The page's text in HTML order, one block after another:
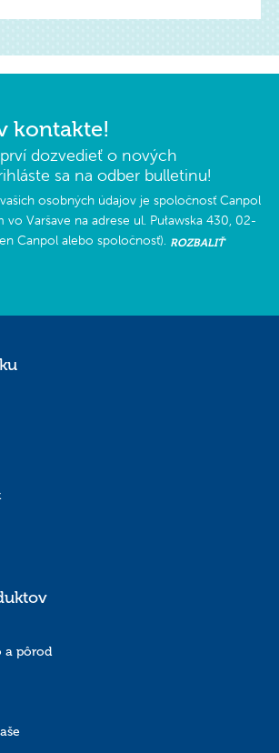
kontakte!
dozvedieť o nových
sa na odber bulletinu!
osobných údajov je spoločnosť Canpol
vo Varšave na adrese ul. Puławska 430, 02-
Canpol alebo spoločnosť). ROZBALIŤ
a pôrod